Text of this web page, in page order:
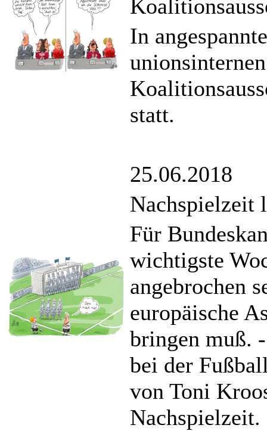
In
statt.
25.06.2018
Nachspielzeit
Für
wichtigste
angebrochen
europäische
bringen muß.
bei der
von Toni
Nachspielzeit.